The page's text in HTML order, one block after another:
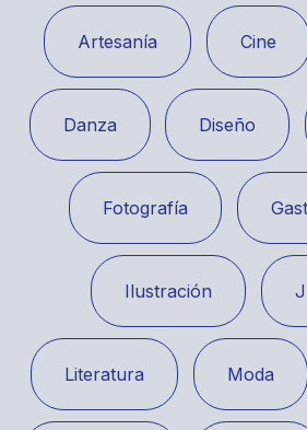
Artesanía Cine
Danza Diseño
Fotografía
Ilustración
Literatura Moda